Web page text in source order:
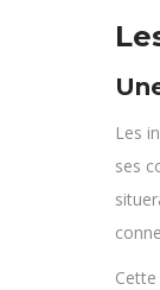
Les
ses